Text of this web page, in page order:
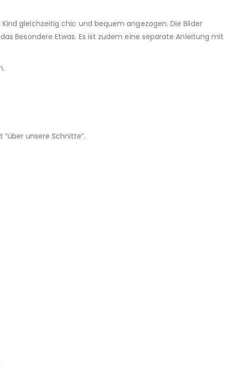
gleichzeitig chic und bequem angezogen. Die Bilder
Besondere Etwas. Es ist zudem eine separate Anleitung mit
unsere Schnitte”.